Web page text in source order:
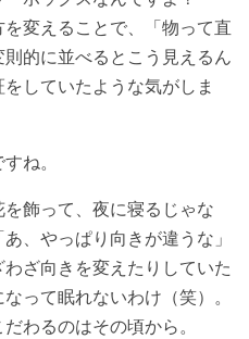
変えることで、「物って直
的に並べるとこう見えるん
していたような気がしま
ね。
を飾って、夜に寝るじゃな
、やっぱり向きが違うな」
ざ向きを変えたりしていた
って眠れないわけ（笑）。
わるのはその頃から。